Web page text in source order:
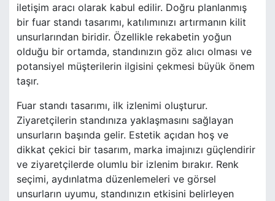
iletişim aracı olarak kabul edilir. Doğru planlanmış
bir fuar standı tasarımı, katılımınızı artırmanın kilit
unsurlarından biridir. Özellikle rekabetin yoğun
olduğu bir ortamda, standınızın göz alıcı olması ve
potansiyel müşterilerin ilgisini çekmesi büyük önem
taşır.
Fuar standı tasarımı, ilk izlenimi oluşturur.
Ziyaretçilerin standınıza yaklaşmasını sağlayan
unsurların başında gelir. Estetik açıdan hoş ve
dikkat çekici bir tasarım, marka imajınızı güçlendirir
ve ziyaretçilerde olumlu bir izlenim bırakır. Renk
seçimi, aydınlatma düzenlemeleri ve görsel
unsurların uyumu, standınızın etkisini belirleyen